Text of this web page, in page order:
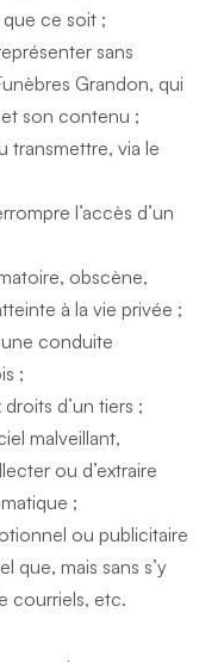
ce soit ;
sans
Grandon, qui
son contenu ;
transmettre, via le
l’accès d’un
obscène,
à la vie privée ;
conduite
;
d’un tiers ;
malveillant,
ou d’extraire
;
ou publicitaire
que, mais sans s’y
courriels, etc.